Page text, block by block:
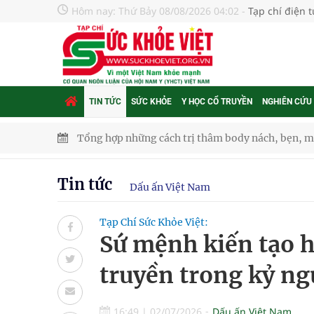
Hôm nay: Thứ Bảy 08/08/2026 04:02 - Tạp chí điện
TIN TỨC SỨC KHỎE Y HỌC CỔ TRUYỀN NGHIÊN CỨU
Tổng hợp những cách trị thâm body nách, bẹn,
Vương Thành Công: Khi việc học bắt đầu từ trải
Chấn chỉnh hoạt động kinh doanh dược liệu
Súp lơ xanh mang đến hy vọng mới trong phòng
Tin tức Dấu ấn Việt Nam
Tạp Chí Sức Khỏe Việt:
Sứ mệnh kiến tạo
truyền trong kỷ